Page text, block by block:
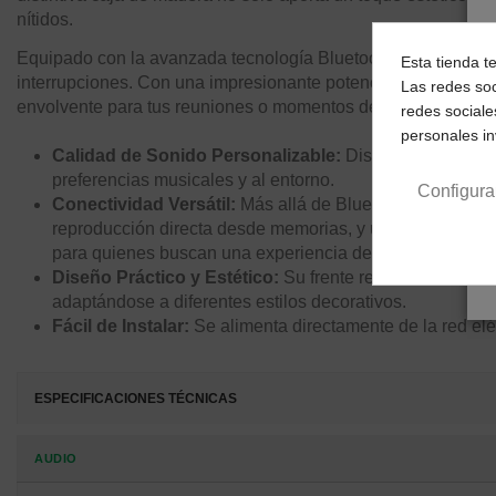
nítidos.
Equipado con la avanzada tecnología Bluetooth 5.0, el
interrupciones. Con una impresionante potencia musical
envolvente para tus reuniones o momentos de relax.
Calidad de Sonido Personalizable: Disfruta de un
preferencias musicales y al entorno.
Conectividad Versátil: Más allá de Bluetooth, el
reproducción directa desde memorias, y una entrada
para quienes buscan una experiencia de bajos aún más
Diseño Práctico y Estético: Su frente removible no
adaptándose a diferentes estilos decorativos.
Fácil de Instalar: Se alimenta directamente de la red
ESPECIFICACIONES TÉCNICAS
AUDIO
Esta tienda
Las redes
redes
personales